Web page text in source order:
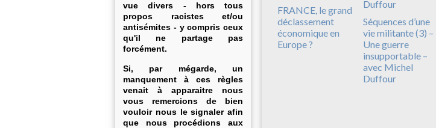
vue divers - hors tous
propos racistes et/ou
antisémites - y compris ceux
qu'il ne partage pas
forcément.
Si, par mégarde, un
manquement à ces règles
venait à apparaitre nous
vous remercions de bien
vouloir nous le signaler afin
que nous procédions aux
FRANCE, le grand
déclassement
économique en
Europe ?
Séquences d’une
vie militante (3) –
Une guerre
insupportable –
avec Michel
Duffour